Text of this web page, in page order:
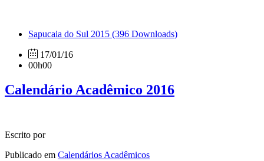
Sapucaia do Sul 2015 (396 Downloads)
17/01/16
00h00
Calendário Acadêmico 2016
Escrito por
Publicado em Calendários Acadêmicos